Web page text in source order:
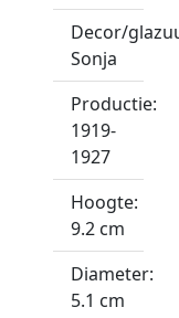
Decor/
Sonja
Productie:
1919-
1927
Hoogte:
9.2 cm
Diameter:
5.1 cm